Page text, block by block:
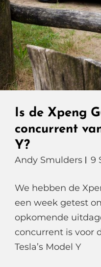
Is de Xpeng
concurrent
Y?
Andy Smulders 9
We hebben de
een week getest
opkomende
concurrent is voor
Tesla’s Model Y